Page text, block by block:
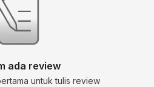
ada review
untuk tulis review